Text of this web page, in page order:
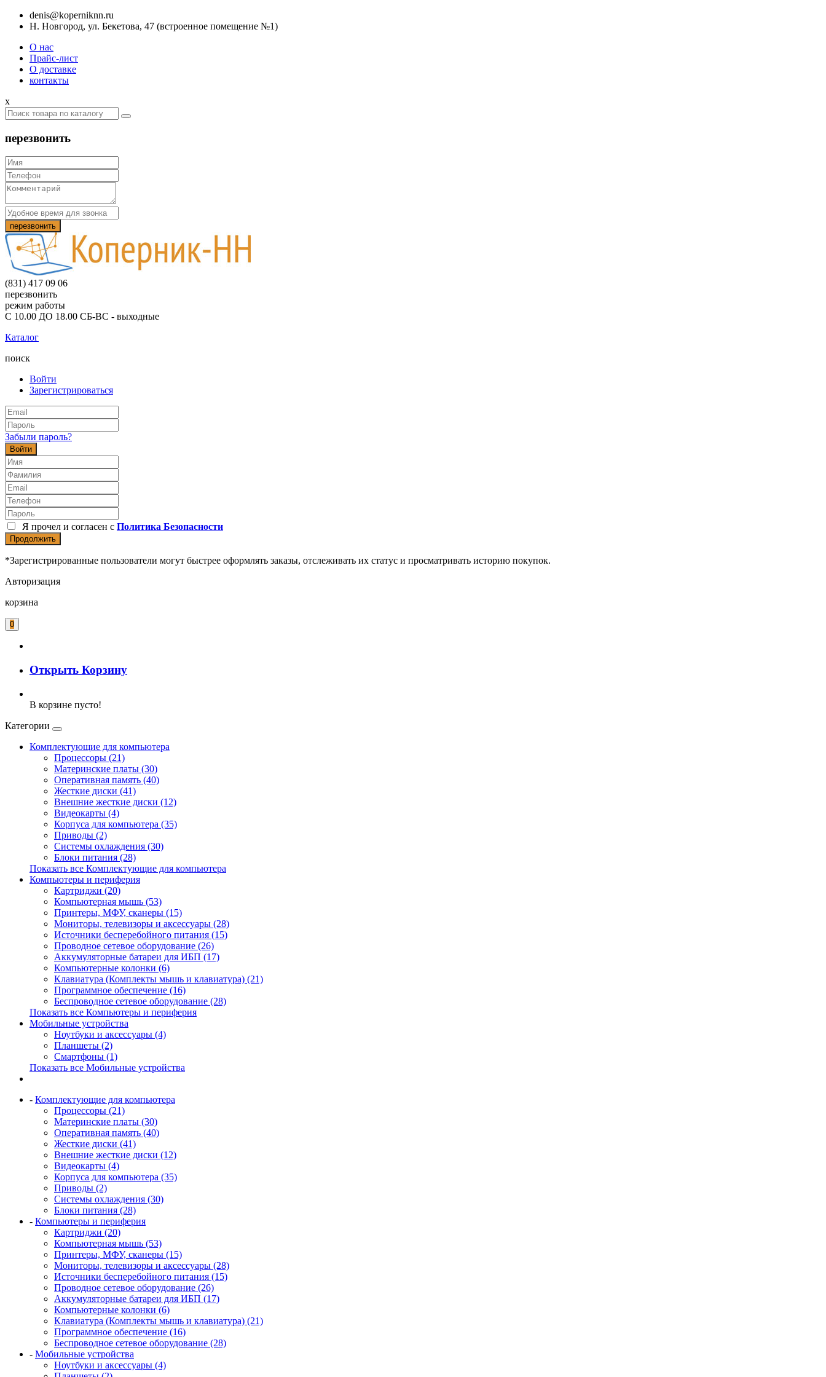
denis@koperniknn.ru
Н. Новгород, ул. Бекетова, 47 (встроенное помещение №1)
О нас
Прайс-лист
О доставке
контакты
x
перезвонить
(831) 417 09 06
перезвонить
режим работы
С 10.00 ДО 18.00 СБ-ВС - выходные
Каталог
поиск
Войти
Зарегистрироваться
Забыли пароль?
Войти
Я прочел и согласен с Политика Безопасности
Продолжить
*Зарегистрированные пользователи могут быстрее оформлять заказы, отслеживать их статус и просматривать историю покупок.
Авторизация
корзина
0
Открыть Корзину
В корзине пусто!
Категории
Комплектующие для компьютера
Процессоры (21)
Материнские платы (30)
Оперативная память (40)
Жесткие диски (41)
Внешние жесткие диски (12)
Видеокарты (4)
Корпуса для компьютера (35)
Приводы (2)
Системы охлаждения (30)
Блоки питания (28)
Показать все Комплектующие для компьютера
Компьютеры и периферия
Картриджи (20)
Компьютерная мышь (53)
Принтеры, МФУ, сканеры (15)
Мониторы, телевизоры и аксессуары (28)
Источники бесперебойного питания (15)
Проводное сетевое оборудование (26)
Аккумуляторные батареи для ИБП (17)
Компьютерные колонки (6)
Клавиатура (Комплекты мышь и клавиатура) (21)
Программное обеспечение (16)
Беспроводное сетевое оборудование (28)
Показать все Компьютеры и периферия
Мобильные устройства
Ноутбуки и аксессуары (4)
Планшеты (2)
Смартфоны (1)
Показать все Мобильные устройства
- Комплектующие для компьютера
Процессоры (21)
Материнские платы (30)
Оперативная память (40)
Жесткие диски (41)
Внешние жесткие диски (12)
Видеокарты (4)
Корпуса для компьютера (35)
Приводы (2)
Системы охлаждения (30)
Блоки питания (28)
- Компьютеры и периферия
Картриджи (20)
Компьютерная мышь (53)
Принтеры, МФУ, сканеры (15)
Мониторы, телевизоры и аксессуары (28)
Источники бесперебойного питания (15)
Проводное сетевое оборудование (26)
Аккумуляторные батареи для ИБП (17)
Компьютерные колонки (6)
Клавиатура (Комплекты мышь и клавиатура) (21)
Программное обеспечение (16)
Беспроводное сетевое оборудование (28)
- Мобильные устройства
Ноутбуки и аксессуары (4)